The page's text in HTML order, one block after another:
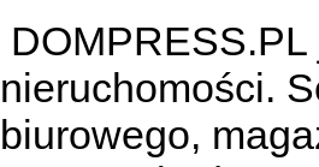
nieruchomości.
biurowego,